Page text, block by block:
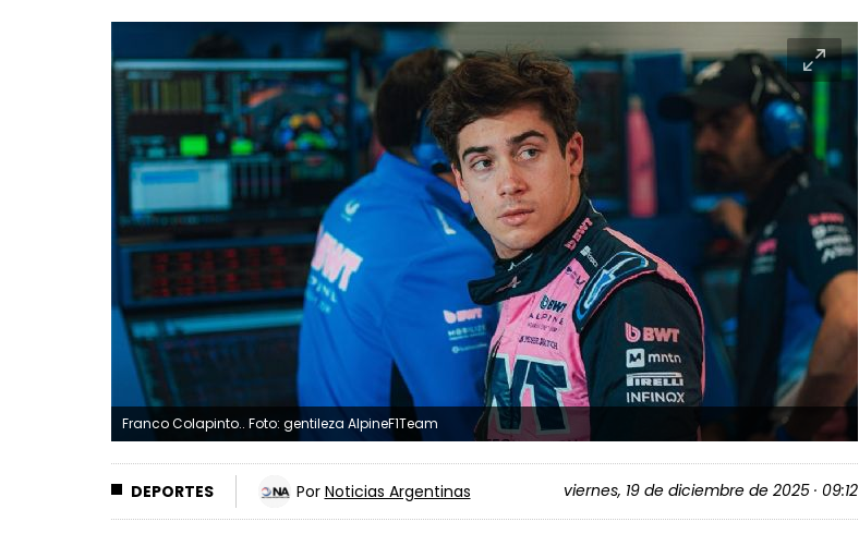
Franco Colapinto.. Foto: gentileza AlpineF1Team
DEPORTES Por Noticias Argentinas viernes, 19 de diciembre de 2025 · 09:12